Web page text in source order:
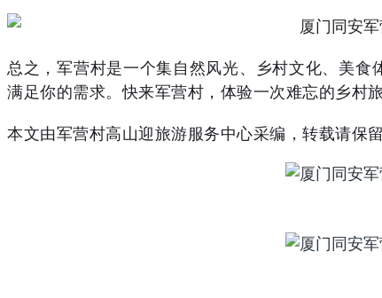
总之，军营村是一个集自然风光、乡村文化、美
满足你的需求。快来军营村，体验一次难忘的乡村
本文由军营村高山迎旅游服务中心采编，转载请保留